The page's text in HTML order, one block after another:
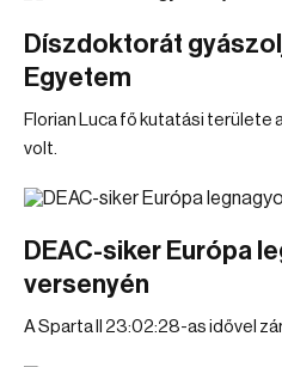
Díszdoktorát
Egyetem
Florian Luca fő kutatási
volt.
DEAC-siker Európa
versenyén
A Sparta II 23:02:28-as idővel